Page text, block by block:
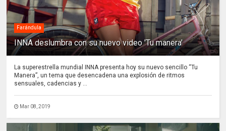
Farándula
INNA deslumbra con su nuevo video 'Tu manera'
La superestrella mundial INNA presenta hoy su nuevo sencillo “Tu
Manera”, un tema que desencadena una explosión de ritmos
sensuales, cadencias y ...
Mar 08, 2019